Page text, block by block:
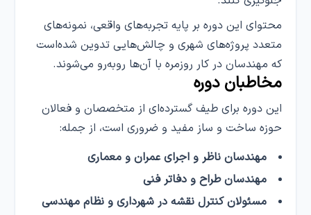
محتوای این دوره بر پایه تجربه‌های واقعی، نمونه‌های
متعدد پروژه‌های شهری و چالش‌هایی تدوین شده‌است
که مهندسان در کار روزمره با آن‌ها روبه‌رو می‌شوند.
مخاطبان دوره
این دوره برای طیف گسترده‌ای از متخصصان و فعالان
حوزه ساخت و ساز مفید و ضروری است، از جمله:
مهندسان ناظر و اجرای عمران و معماری
مهندسان طراح و دفاتر فنی
مسئولان کنترل نقشه در شهرداری و نظام مهندسی